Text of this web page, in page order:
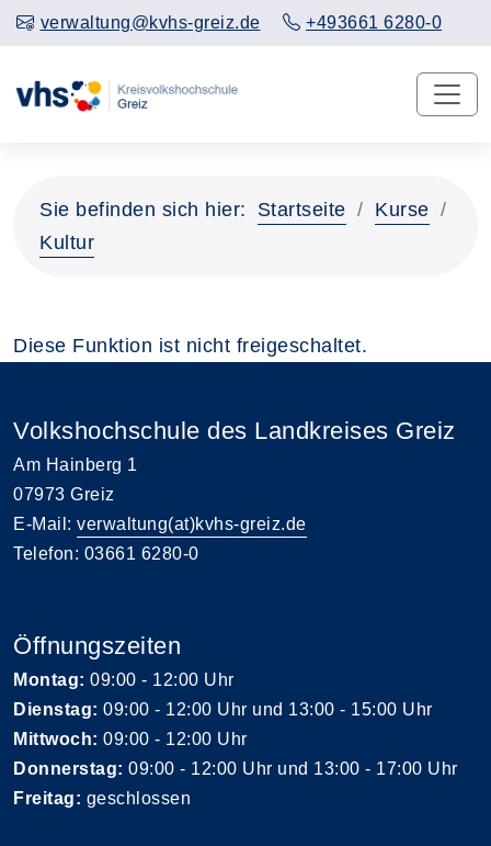
verwaltung@kvhs-greiz.de +493661 6280-0
Sie befinden sich hier: Startseite
Kurse
Kultur
Diese Funktion ist nicht freigeschaltet.
Volkshochschule des Landkreises Greiz
Am Hainberg 1
07973 Greiz
E-Mail: verwaltung(at)kvhs-greiz.de
Telefon: 03661 6280-0
Öffnungszeiten
Montag: 09:00 - 12:00 Uhr
Dienstag: 09:00 - 12:00 Uhr und 13:00 - 15:00 Uhr
Mittwoch: 09:00 - 12:00 Uhr
Donnerstag: 09:00 - 12:00 Uhr und 13:00 - 17:00 Uhr
Freitag: geschlossen